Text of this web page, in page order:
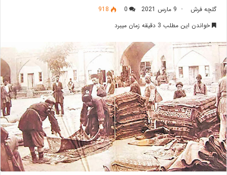
گلچه فرش 9 مارس 2021 0
918
خواندن این مطلب 3 دقیقه زمان میبرد